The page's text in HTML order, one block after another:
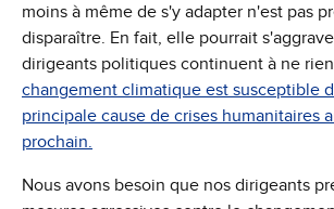
moins à même de s'y adapter n'est pas
disparaître. En fait, elle pourrait
dirigeants politiques continuent à ne
changement climatique est susceptible
principale cause de crises humanitaires
prochain.
Nous avons besoin que nos dirigeants